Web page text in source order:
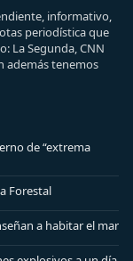
informativo,
periodística que
La Segunda, CNN
además tenemos
de “extrema
Forestal
a habitar el mar